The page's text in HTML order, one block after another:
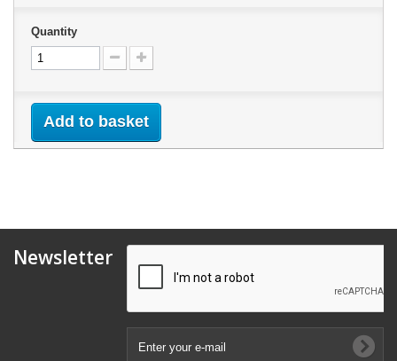
Quantity
Add to basket
Newsletter